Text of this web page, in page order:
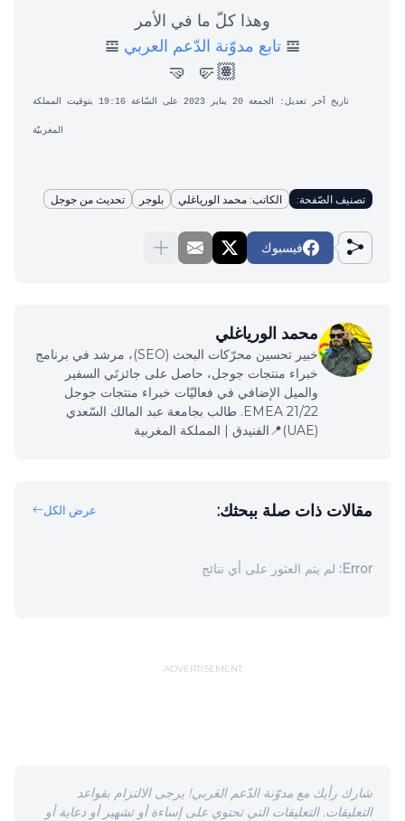
وهذا كلّ ما في الأمر
𝌘 تابع مدوّنة الدّعم العربي 𝌘
🤛🏽 🤜
تاريخ آخر تعديل: الجمعة 20 يناير 2023 على السّاعة 19:16 بتوقيت المملكة
المغربيّة
تصنيف الصّفحة: الكاتب: محمد الورياغلي بلوجر تحديث من جوجل
فيسبوك
محمد الورياغلي
خبير تحسين محرّكات البحث (SEO)، مرشد في برنامج
خبراء منتجات جوجل، حاصل على جائزتَي السفير
والميل الإضافي في فعاليّات خبراء منتجات جوجل
EMEA 21/22. طالب بجامعة عبد المالك السّعدي
(UAE)📍الفنيدق | المملكة المغربية
مقالات ذات صلة ببحثك: عرض الكل
Error: لم يتم العثور على أي نتائج
ADVERTISEMENT
شارك رأيك مع مدوّنة الدّعم العَربي! يرجى الالتزام بقواعد
التعليقات. التعليقات التي تحتوي على إساءة أو تشهير أو دعاية أو